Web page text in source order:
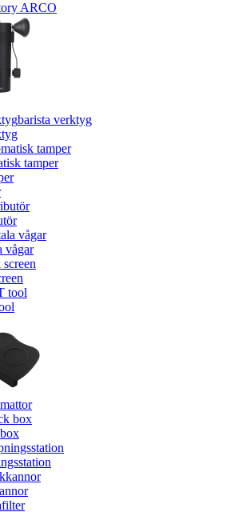
ARCO
barista verktyg
tamper
vågar